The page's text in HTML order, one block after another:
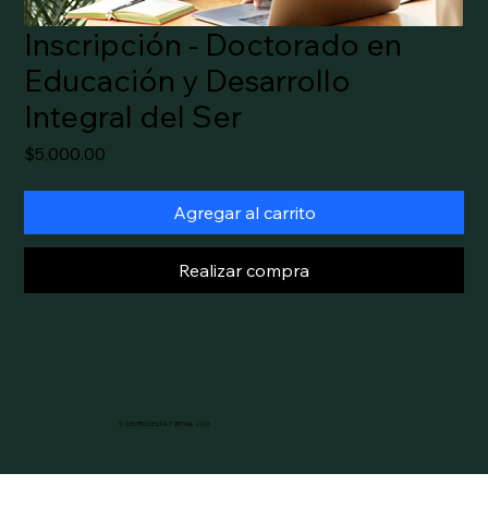
Inscripción - Doctorado en
Educación y Desarrollo
Integral del Ser
$5,000.00
Agregar al carrito
Realizar compra
© CENTRO GESTALT VIRTUAL 2026